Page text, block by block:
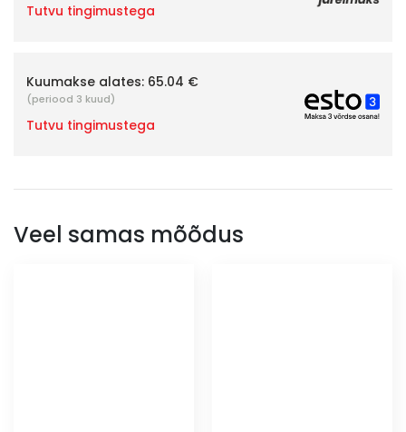
Tutvu tingimustega
Kuumakse alates: 65.04 €
(periood 3 kuud)
Tutvu tingimustega
Veel samas mõõdus